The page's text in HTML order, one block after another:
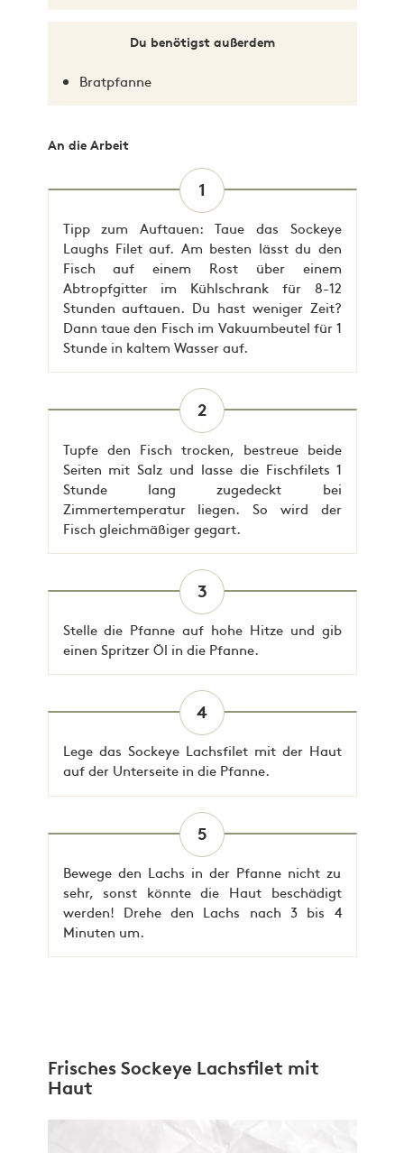
Du benötigst außerdem
Bratpfanne
An die Arbeit
1
Tipp zum Auftauen: Taue das Sockeye
Laughs Filet auf. Am besten lässt du den
Fisch auf einem Rost über einem
Abtropfgitter im Kühlschrank für 8-12
Stunden auftauen. Du hast weniger Zeit?
Dann taue den Fisch im Vakuumbeutel für 1
Stunde in kaltem Wasser auf.
2
Tupfe den Fisch trocken, bestreue beide
Seiten mit Salz und lasse die Fischfilets 1
Stunde lang zugedeckt bei
Zimmertemperatur liegen. So wird der
Fisch gleichmäßiger gegart.
3
Stelle die Pfanne auf hohe Hitze und gib
einen Spritzer Öl in die Pfanne.
4
Lege das Sockeye Lachsfilet mit der Haut
auf der Unterseite in die Pfanne.
5
Bewege den Lachs in der Pfanne nicht zu
sehr, sonst könnte die Haut beschädigt
werden! Drehe den Lachs nach 3 bis 4
Minuten um.
Frisches Sockeye Lachsfilet mit
Haut